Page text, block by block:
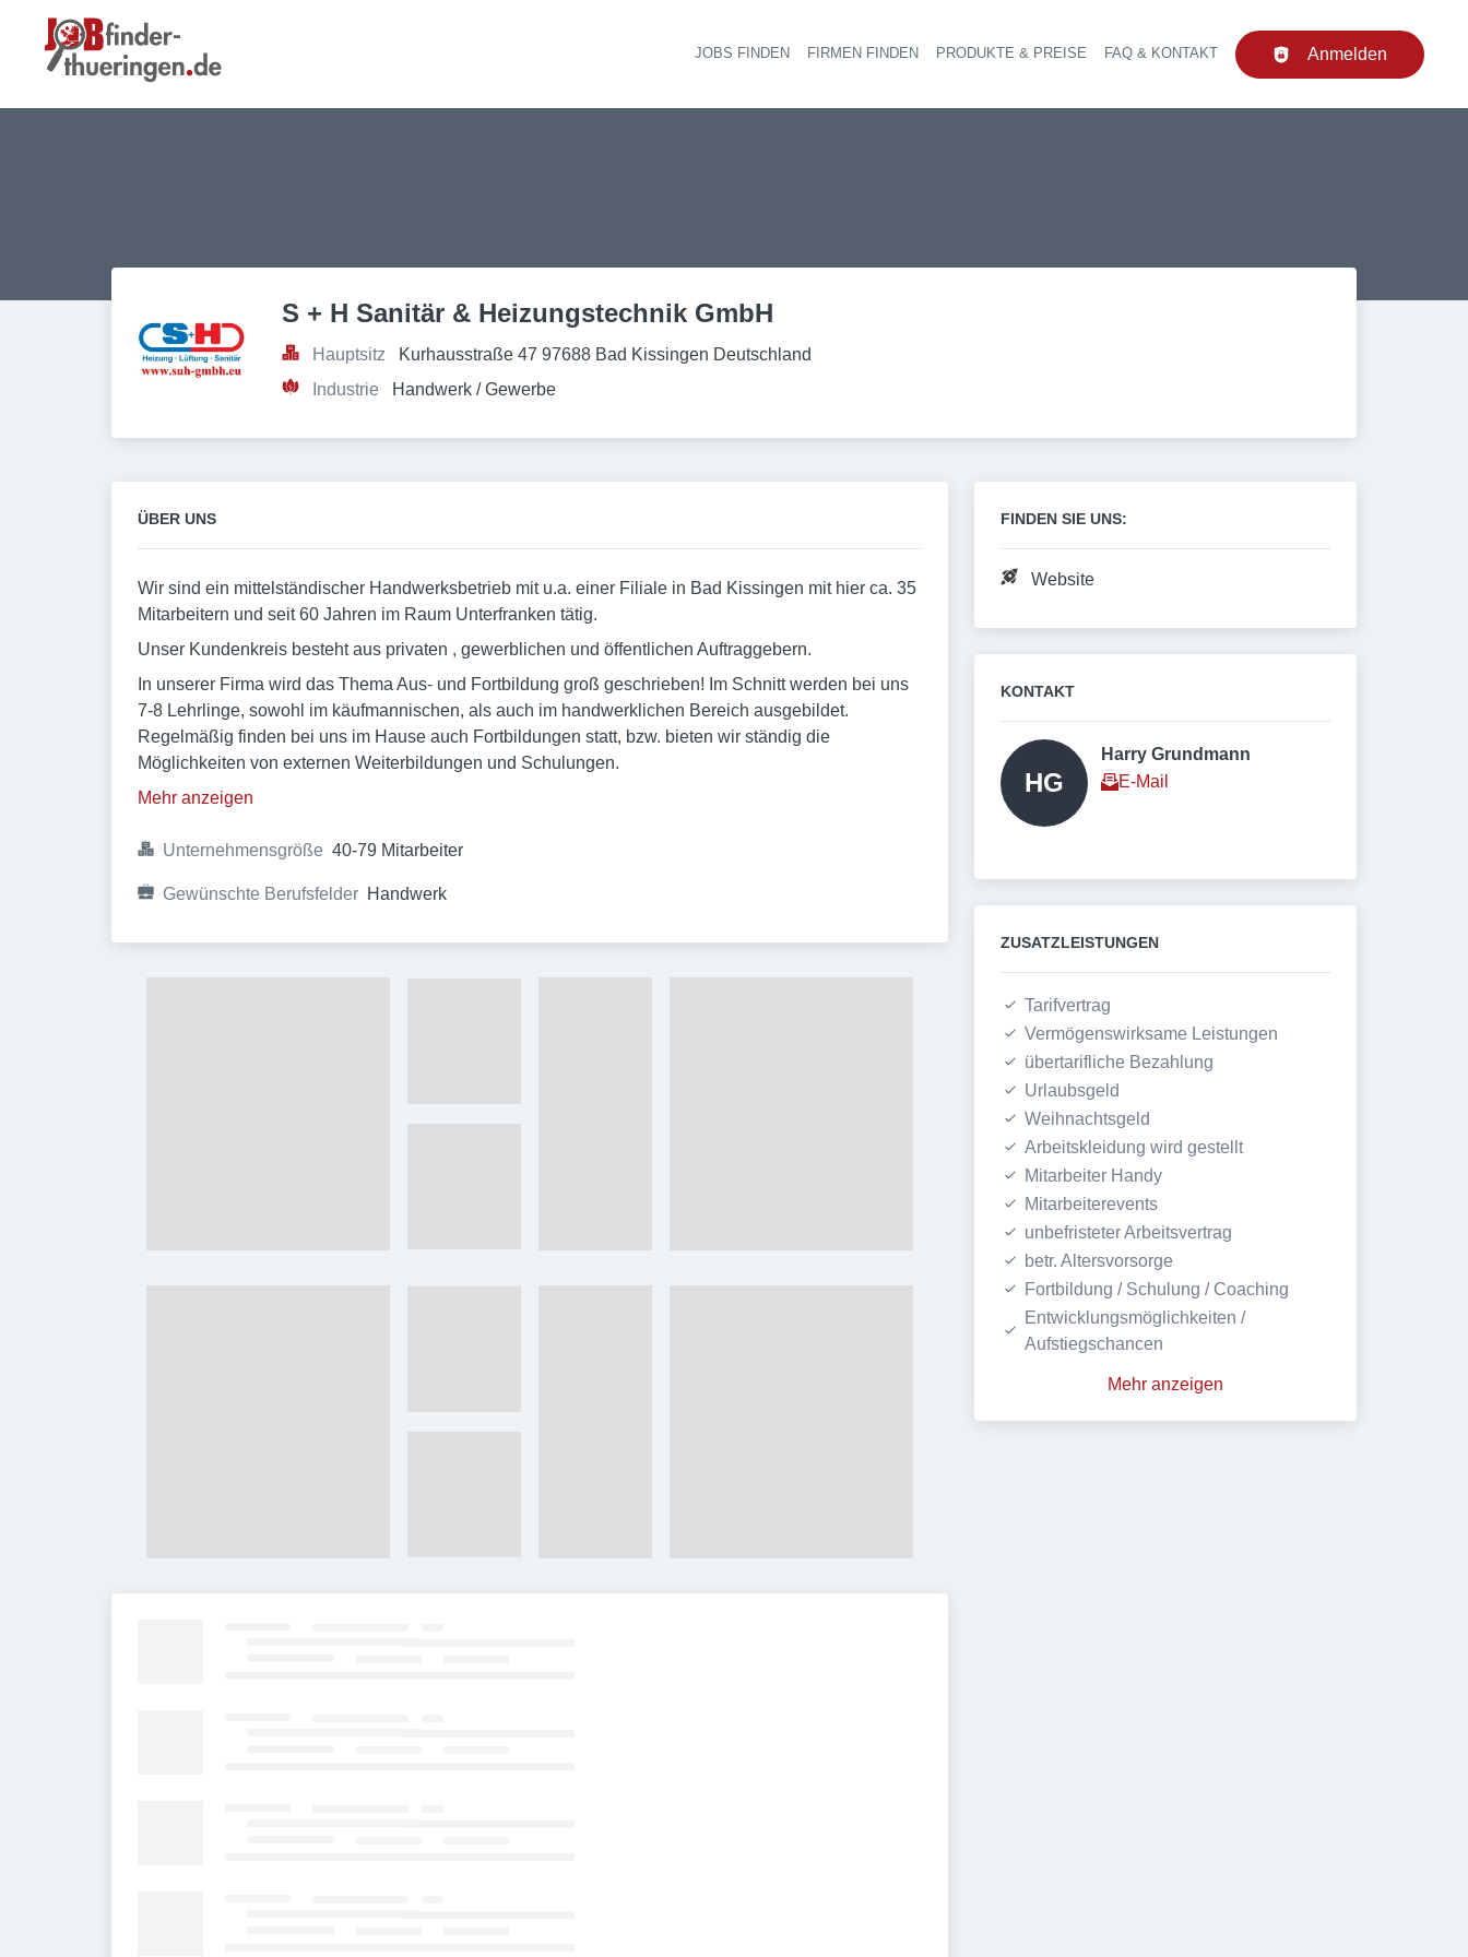
Haupt-Navigation
JOBS FINDEN FIRMEN FINDEN PRODUKTE & PREISE FAQ & KONTAKT Anmelden
S + H Sanitär & Heizungstechnik GmbH
Hauptsitz
Kurhausstraße 47 97688 Bad Kissingen Deutschland
Industrie
Handwerk / Gewerbe
ÜBER UNS
Wir sind ein mittelständischer Handwerksbetrieb mit u.a. einer Filiale in Bad Kissingen mit hier ca. 35
Mitarbeitern und seit 60 Jahren im Raum Unterfranken tätig.
Unser Kundenkreis besteht aus privaten , gewerblichen und öffentlichen Auftraggebern.
In unserer Firma wird das Thema Aus- und Fortbildung groß geschrieben! Im Schnitt werden bei uns
7-8 Lehrlinge, sowohl im käufmannischen, als auch im handwerklichen Bereich ausgebildet.
Regelmäßig finden bei uns im Hause auch Fortbildungen statt, bzw. bieten wir ständig die
Möglichkeiten von externen Weiterbildungen und Schulungen.
Mehr anzeigen
Unternehmensgröße 40-79 Mitarbeiter
Gewünschte Berufsfelder Handwerk
FINDEN SIE UNS:
Website
KONTAKT
HG
Harry Grundmann
E-Mail
ZUSATZLEISTUNGEN
Tarifvertrag
Vermögenswirksame Leistungen
übertarifliche Bezahlung
Urlaubsgeld
Weihnachtsgeld
Arbeitskleidung wird gestellt
Mitarbeiter Handy
Mitarbeiterevents
unbefristeter Arbeitsvertrag
betr. Altersvorsorge
Fortbildung / Schulung / Coaching
Entwicklungsmöglichkeiten /
Aufstiegschancen
Mehr anzeigen